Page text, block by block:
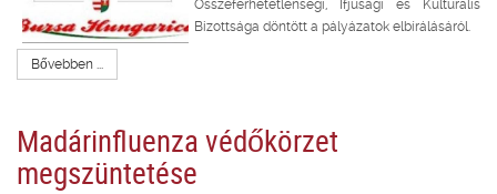
Összeférhetetlenségi, Ifjúsági és Kulturális
Bizottsága döntött a pályázatok elbírálásáról.
Bővebben ...
Madárinfluenza védőkörzet
megszüntetése